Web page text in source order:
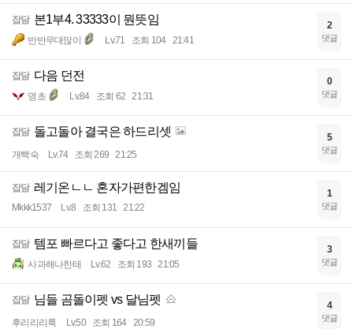
잡담 본1부4. 33333이 뭔뜻임
반반무대많이 Lv.71 조회 104 21:41
2
댓글
잡담 다음 던전
명초 Lv.84 조회 62 21:31
0
댓글
잡담 돌고돌아 결국은 하드리셋
개빡숙 Lv.74 조회 269 21:25
5
댓글
잡담 레기온ㄴㄴ 혼자가편한겜임
Mkkk1537 Lv.8 조회 131 21:22
1
댓글
잡담 템포 빠르다고 좋다고 한새끼들
사과해나한테 Lv.62 조회 193 21:05
3
댓글
잡담 님들 곰돌이펫 vs 달님펫
후리리리룩 Lv.50 조회 164 20:59
4
댓글